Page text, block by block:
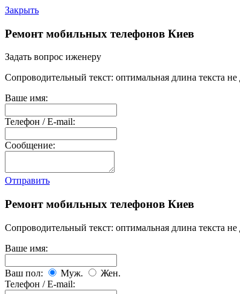
Закрыть
Ремонт мобильных телефонов Киев
Задать вопрос иженеру
Сопроводительный текст: оптимальная длина текста
Ваше имя:
Телефон / E-mail:
Сообщение:
Отправить
Ремонт мобильных телефонов Киев
Сопроводительный текст: оптимальная длина текста
Ваше имя:
Ваш пол: Муж.
Жен.
Телефон / E-mail: